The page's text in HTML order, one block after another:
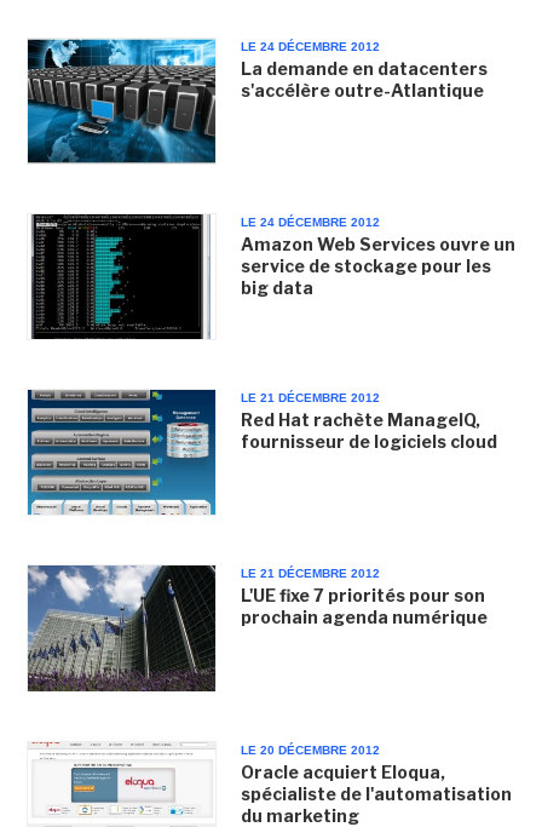
LE 24 DÉCEMBRE 2012
La demande en datacenters
s'accélère outre-Atlantique
LE 24 DÉCEMBRE 2012
Amazon Web Services ouvre un
service de stockage pour les
big data
LE 21 DÉCEMBRE 2012
Red Hat rachète ManageIQ,
fournisseur de logiciels cloud
LE 21 DÉCEMBRE 2012
L'UE fixe 7 priorités pour son
prochain agenda numérique
LE 20 DÉCEMBRE 2012
Oracle acquiert Eloqua,
spécialiste de l'automatisation
du marketing